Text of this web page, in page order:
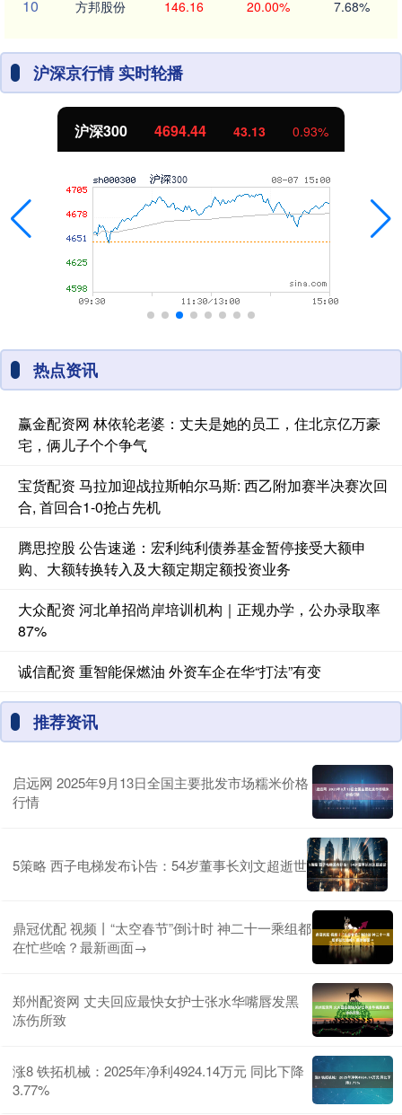
10 方邦股份 146.16 20.00% 7.68%
沪深京行情 实时轮播
沪深300 4694.44 43.13 0.93%
热点资讯
赢金配资网 林依轮老婆：丈夫是她的员工，住北京亿万豪
宅，俩儿子个个争气
宝货配资 马拉加迎战拉斯帕尔马斯: 西乙附加赛半决赛次回
合, 首回合1-0抢占先机
腾思控股 公告速递：宏利纯利债券基金暂停接受大额申
购、大额转换转入及大额定期定额投资业务
大众配资 河北单招尚岸培训机构｜正规办学，公办录取率
87%
诚信配资 重智能保燃油 外资车企在华“打法”有变
推荐资讯
启远网 2025年9月13日全国主要批发市场糯米价格
行情
5策略 西子电梯发布讣告：54岁董事长刘文超逝世
鼎冠优配 视频丨“太空春节”倒计时 神二十一乘组都
在忙些啥？最新画面→
郑州配资网 丈夫回应最快女护士张水华嘴唇发黑
冻伤所致
涨8 铁拓机械：2025年净利4924.14万元 同比下降
3.77%